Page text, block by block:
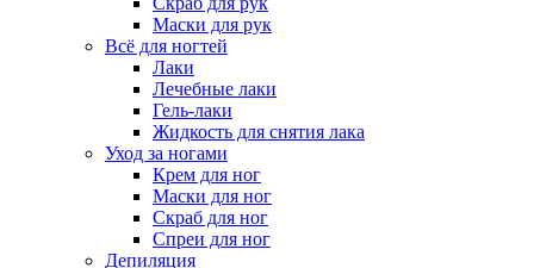
Маски для рук
Всё для ногтей
Лаки
Лечебные лаки
Гель-лаки
Жидкость для снятия лака
Уход за ногами
Крем для ног
Маски для ног
Скраб для ног
Спреи для ног
Депиляция